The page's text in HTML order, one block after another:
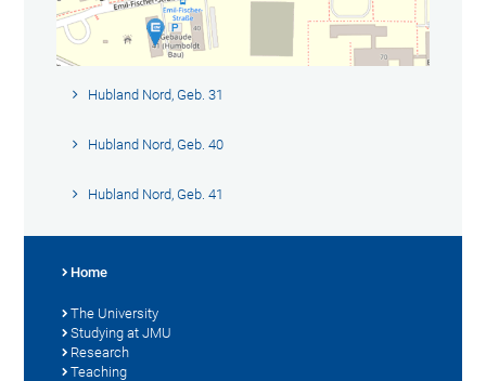
Hubland Nord, Geb. 31
Hubland Nord, Geb. 40
Hubland Nord, Geb. 41
Home
The University
Studying at JMU
Research
Teaching